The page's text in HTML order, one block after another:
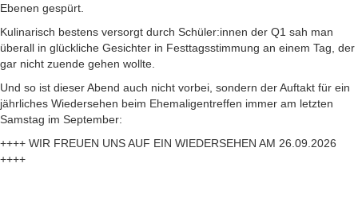
Ebenen gespürt.
Kulinarisch bestens versorgt durch Schüler:innen der Q1 sah man
überall in glückliche Gesichter in Festtagsstimmung an einem Tag, der
gar nicht zuende gehen wollte.
Und so ist dieser Abend auch nicht vorbei, sondern der Auftakt für ein
jährliches Wiedersehen beim Ehemaligentreffen immer am letzten
Samstag im September:
++++ WIR FREUEN UNS AUF EIN WIEDERSEHEN AM 26.09.2026
++++